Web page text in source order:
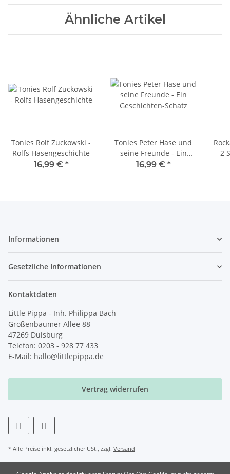
Ähnliche Artikel
Tonies Rolf Zuckowski -
Rolfs Hasengeschichte
16,99 € *
Tonies Peter Hase und
seine Freunde - Ein
Geschichten-Schatz
16,99 € *
2
Informationen
Gesetzliche Informationen
Kontaktdaten
Little Pippa - Inh. Philippa Bach
Großenbaumer Allee 88
47269 Duisburg
Telefon: 0203 - 928 77 433
E-Mail: hallo@littlepippa.de
Vertrag widerrufen
* Alle Preise inkl. gesetzlicher USt., zzgl. Versand